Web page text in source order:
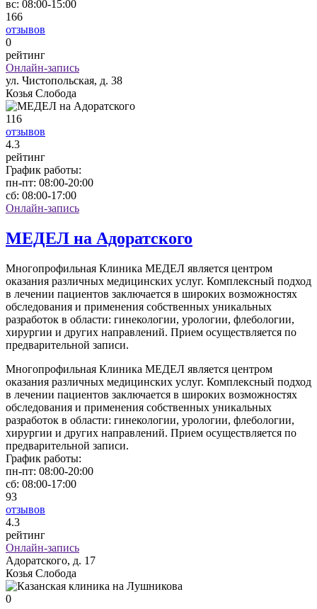
вс: 08:00-15:00
166
отзывов
0
рейтинг
Онлайн-запись
ул. Чистопольская, д. 38
Козья Слобода
116
отзывов
4.3
рейтинг
График работы:
пн-пт: 08:00-20:00
сб: 08:00-17:00
Онлайн-запись
МЕДЕЛ на Адоратского
Многопрофильная Клиника МЕДЕЛ является центром
оказания различных медицинских услуг. Комплексный подход
в лечении пациентов заключается в широких возможностях
обследования и применения собственных уникальных
разработок в области: гинекологии, урологии, флебологии,
хирургии и других направлений. Прием осуществляется по
предварительной записи.
Многопрофильная Клиника МЕДЕЛ является центром
оказания различных медицинских услуг. Комплексный подход
в лечении пациентов заключается в широких возможностях
обследования и применения собственных уникальных
разработок в области: гинекологии, урологии, флебологии,
хирургии и других направлений. Прием осуществляется по
предварительной записи.
График работы:
пн-пт: 08:00-20:00
сб: 08:00-17:00
93
отзывов
4.3
рейтинг
Онлайн-запись
Адоратского, д. 17
Козья Слобода
0